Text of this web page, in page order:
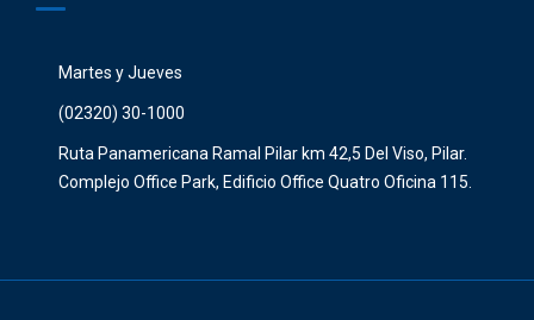
Martes y Jueves
(02320) 30-1000
Ruta Panamericana Ramal Pilar km 42,5 Del Viso, Pilar.
Complejo Office Park, Edificio Office Quatro Oficina 115.